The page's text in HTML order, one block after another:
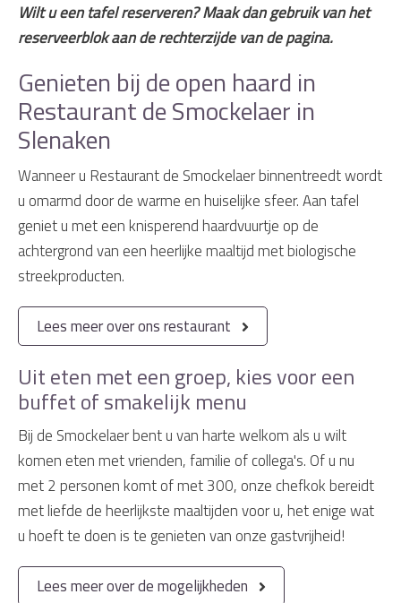
Wilt u een tafel reserveren? Maak dan gebruik van het
reserveerblok aan de rechterzijde van de pagina.
Genieten bij de open haard in
Restaurant de Smockelaer in
Slenaken
Wanneer u Restaurant de Smockelaer binnentreedt wordt
u omarmd door de warme en huiselijke sfeer. Aan tafel
geniet u met een knisperend haardvuurtje op de
achtergrond van een heerlijke maaltijd met biologische
streekproducten.
Lees meer over ons restaurant
Uit eten met een groep, kies voor een
buffet of smakelijk menu
Bij de Smockelaer bent u van harte welkom als u wilt
komen eten met vrienden, familie of collega's. Of u nu
met 2 personen komt of met 300, onze chefkok bereidt
met liefde de heerlijkste maaltijden voor u, het enige wat
u hoeft te doen is te genieten van onze gastvrijheid!
Lees meer over de mogelijkheden